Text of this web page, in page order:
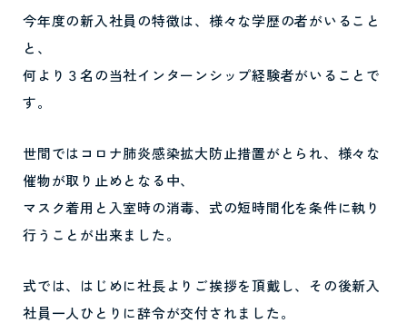
今年度の新入社員の特徴は、様々な学歴の者がいること
と、
何より３名の当社インターンシップ経験者がいることで
す。
世間ではコロナ肺炎感染拡大防止措置がとられ、様々な
催物が取り止めとなる中、
マスク着用と入室時の消毒、式の短時間化を条件に執り
行うことが出来ました。
式では、はじめに社長よりご挨拶を頂戴し、その後新入
社員一人ひとりに辞令が交付されました。